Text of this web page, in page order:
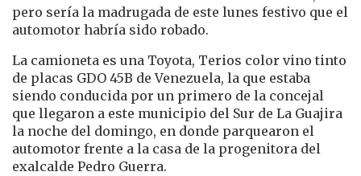
pero sería la madrugada de este lunes festivo que el
automotor habría sido robado.
La camioneta es una Toyota, Terios color vino tinto
de placas GDO 45B de Venezuela, la que estaba
siendo conducida por un primero de la concejal
que llegaron a este municipio del Sur de La Guajira
la noche del domingo, en donde parquearon el
automotor frente a la casa de la progenitora del
exalcalde Pedro Guerra.